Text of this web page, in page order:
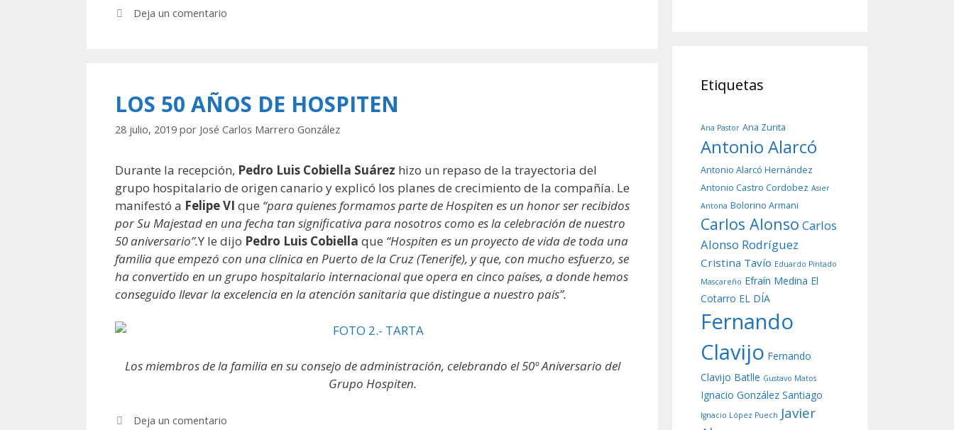
Deja un comentario
LOS 50 AÑOS DE HOSPITEN
28 julio, 2019 por José Carlos Marrero González
Durante la recepción, Pedro Luis Cobiella Suárez hizo un repaso de la trayectoria del
grupo hospitalario de origen canario y explicó los planes de crecimiento de la compañía. Le
manifestó a Felipe VI que “para quienes formamos parte de Hospiten es un honor ser recibidos
por Su Majestad en una fecha tan significativa para nosotros como es la celebración de nuestro
50 aniversario”.Y le dijo Pedro Luis Cobiella que “Hospiten es un proyecto de vida de toda una
familia que empezó con una clínica en Puerto de la Cruz (Tenerife), y que, con mucho esfuerzo, se
ha convertido en un grupo hospitalario internacional que opera en cinco países, a donde hemos
conseguido llevar la excelencia en la atención sanitaria que distingue a nuestro país”.
Los miembros de la familia en su consejo de administración, celebrando el 50º Aniversario del
Grupo Hospiten.
Deja un comentario
Etiquetas
Ana Pastor Ana Zurita
Antonio Alarcó
Antonio Alarcó Hernández
Antonio Castro Cordobez Asier
Antona Bolorino Armani
Carlos Alonso Carlos
Alonso Rodríguez
Cristina Tavío Eduardo Pintado
Mascareño Efraín Medina El
Cotarro EL DÍA
Fernando
Clavijo Fernando
Clavijo Batlle Gustavo Matos
Ignacio González Santiago
Ignacio López Puech Javier